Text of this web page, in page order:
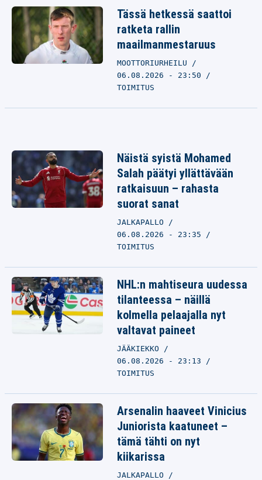
Tässä hetkessä saattoi
ratketa rallin
maailmanmestaruus
MOOTTORIURHEILU
06.08.2026 - 23:50
TOIMITUS
Näistä syistä Mohamed
Salah päätyi yllättävään
ratkaisuun – rahasta
suorat sanat
JALKAPALLO
06.08.2026 - 23:35
TOIMITUS
NHL:n mahtiseura uudessa
tilanteessa – näillä
kolmella pelaajalla nyt
valtavat paineet
JÄÄKIEKKO
06.08.2026 - 23:13
TOIMITUS
Arsenalin haaveet Vinicius
Juniorista kaatuneet –
tämä tähti on nyt
kiikarissa
JALKAPALLO